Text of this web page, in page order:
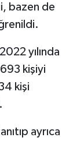
bazen de
yılında
kişiyi
kişi
ayrıca